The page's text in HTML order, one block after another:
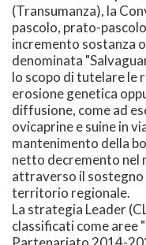
(Transumanza), la
pascolo, prato-
incremento sostanza
denominata
lo scopo di tutelare le
erosione genetica
diffusione, come ad
ovicaprine e suine in
mantenimento della
netto decremento nel
attraverso il
territorio regionale.
La strategia Leader
classificati come aree